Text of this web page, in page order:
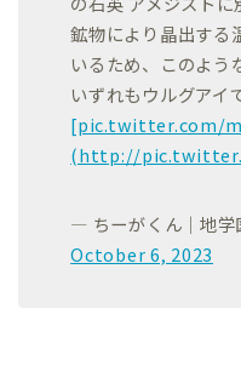
鉱物により晶出する
いるため、このよう
いずれもウルグアイ
[pic.twitter.com/
(http://
— ちーがくん｜地
October 6, 2023